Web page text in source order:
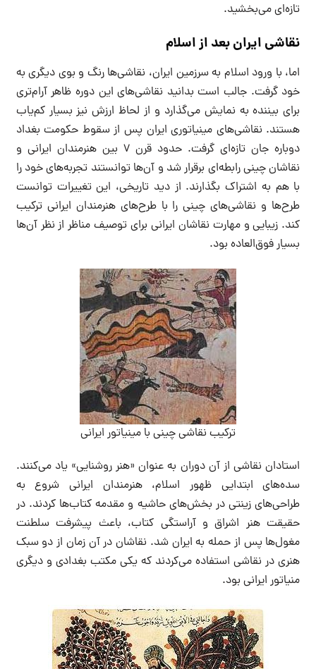
تازه‌ای می‌بخشید.
نقاشی ایران بعد از اسلام
اما، با ورود اسلام به سرزمین ایران، نقاشی‌ها رنگ و بوی دیگری به
خود گرفت. جالب است بدانید نقاشی‌های این دوره ظاهر آرام‌تری
برای بیننده به نمایش می‌گذارد و از لحاظ ارزش نیز بسیار کم‌یاب
هستند. نقاشی‌های مینیاتوری ایران پس از سقوط حکومت بغداد
دوباره جان تازه‌ای گرفت. حدود قرن ۷ بین هنرمندان ایرانی و
نقاشان چینی رابطه‌ای برقرار شد و آن‌ها توانستند تجربه‌های خود را
با هم به اشتراک بگذارند. از دید تاریخی، این تغییرات توانست
طرح‌ها و نقاشی‌های چینی را با طرح‌های هنرمندان ایرانی ترکیب
کند. زیبایی و مهارت نقاشان ایرانی برای توصیف مناظر از نظر آن‌ها
بسیار فوق‌العاده بود.
ترکیب نقاشی چینی با مینیاتور ایرانی
استادان نقاشی از آن دوران به عنوان «هنر روشنایی» یاد می‌کنند.
سده‌های ابتدایی ظهور اسلام، هنرمندان ایرانی شروع به
طراحی‌های زینتی در بخش‌های حاشیه و مقدمه کتاب‌ها کردند. در
حقیقت هنر اشراق و آراستگی کتاب، باعث پیشرفت سلطنت
مغول‌ها پس از حمله به ایران شد. نقاشان در آن زمان از دو سبک
هنری در نقاشی استفاده می‌کردند که یکی مکتب بغدادی و دیگری
منیاتور ایرانی بود.